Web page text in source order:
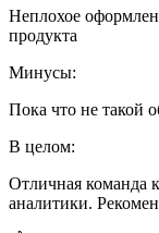
Неплохое
продукта
Минусы:
Пока что не такой
В целом:
Отличная команда
аналитики.